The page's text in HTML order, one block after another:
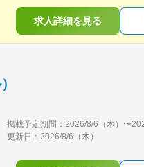
求人詳細を見る
掲載予定期間： 2026/8/6（木） 〜
更新日： 2026/8/6（木）